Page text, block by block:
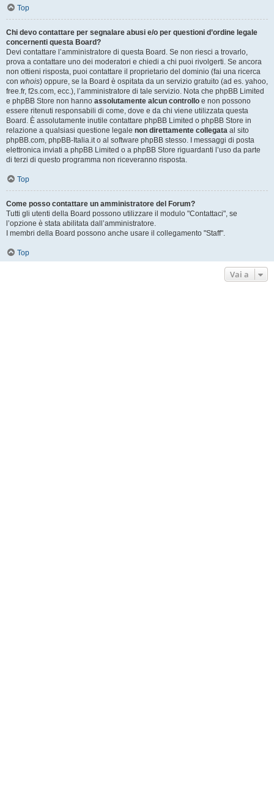
Top
Chi devo contattare per segnalare abusi e/o per questioni d’ordine legale
concernenti questa Board?
Devi contattare l’amministratore di questa Board. Se non riesci a trovarlo,
prova a contattare uno dei moderatori e chiedi a chi puoi rivolgerti. Se ancora
non ottieni risposta, puoi contattare il proprietario del dominio (fai una ricerca
con whois) oppure, se la Board è ospitata da un servizio gratuito (ad es. yahoo,
free.fr, f2s.com, ecc.), l’amministratore di tale servizio. Nota che phpBB Limited
e phpBB Store non hanno assolutamente alcun controllo e non possono
essere ritenuti responsabili di come, dove e da chi viene utilizzata questa
Board. È assolutamente inutile contattare phpBB Limited o phpBB Store in
relazione a qualsiasi questione legale non direttamente collegata al sito
phpBB.com, phpBB-Italia.it o al software phpBB stesso. I messaggi di posta
elettronica inviati a phpBB Limited o a phpBB Store riguardanti l’uso da parte
di terzi di questo programma non riceveranno risposta.
Top
Come posso contattare un amministratore del Forum?
Tutti gli utenti della Board possono utilizzare il modulo "Contattaci", se
l’opzione è stata abilitata dall’amministratore.
I membri della Board possono anche usare il collegamento "Staff".
Top
Vai a